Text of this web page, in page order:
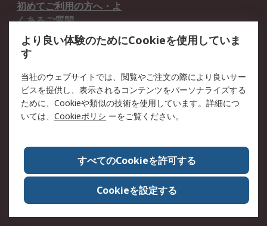
初めてご利用の方へ・よ
くあるご質問
法的事項
プライバシーポリシー
ご利用規約
クッキーポリシー
RSについて
プレスリリース＆お知ら
せ
コーポレートサイト
RSの歴史
ESGへの取り組み（英語）
認証について
より良い体験のためにCookieを使用していま
す
当社のウェブサイトでは、閲覧やご注文の際により良いサー
ビスを提供し、表示されるコンテンツをパーソナライズする
ために、Cookieや類似の技術を使用しています。詳細につ
いては、 Cookieポリシ ーをご覧ください。
すべてのCookieを許可する
Cookieを設定する